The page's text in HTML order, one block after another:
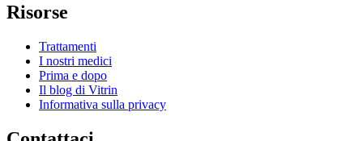
Risorse
Trattamenti
I nostri medici
Prima e dopo
Il blog di Vitrin
Informativa sulla privacy